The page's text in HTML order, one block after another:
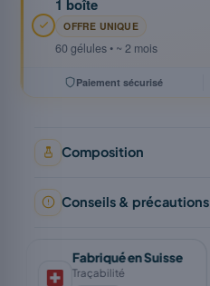
1 boîte
OFFRE UNIQUE
60 gélules • ~ 2 mois
Paiement sécurisé
Composition
Conseils & précautions
Fabriqué en Suisse
Traçabilité